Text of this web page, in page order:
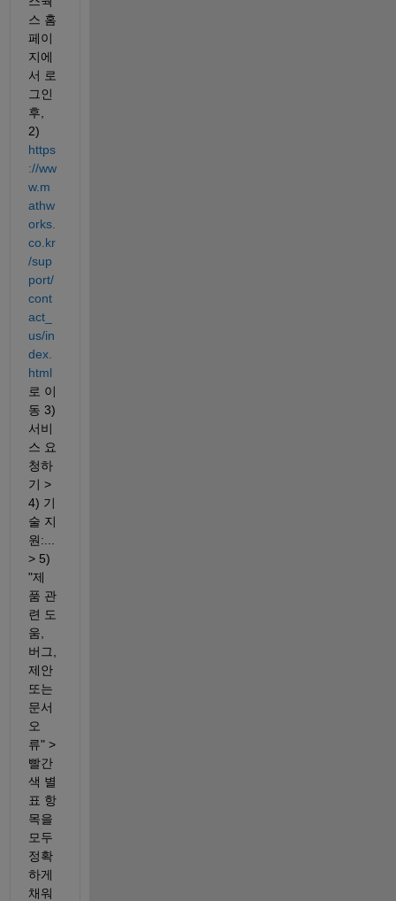
스 홈
페이
지에
서 로
그인
후,
2)
https
://ww
w.m
athw
orks.
co.kr
/sup
port/
cont
act_
us/in
dex.
html
로 이
동 3)
서비
스 요
청하
기 >
4) 기
술 지
원:...
> 5)
"제
품 관
련 도
움,
버그,
제안
또는
문서
오
류" >
빨간
색 별
표 항
목을
모두
정확
하게
채워